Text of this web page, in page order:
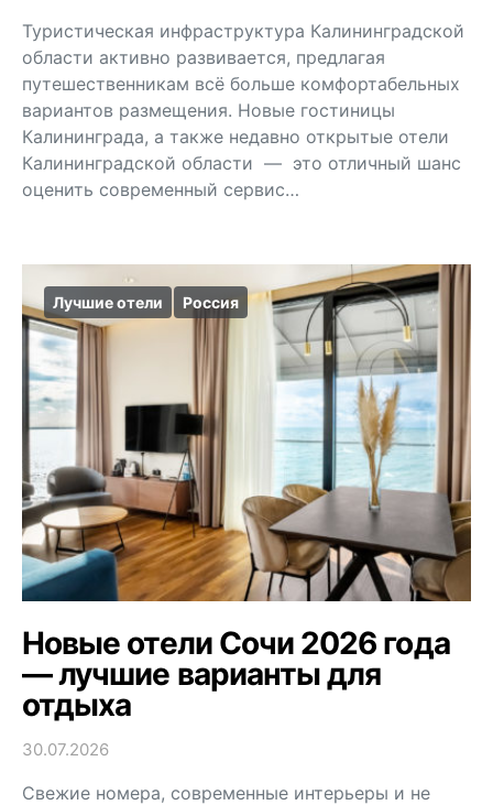
Туристическая инфраструктура Калининградской
области активно развивается, предлагая
путешественникам всё больше комфортабельных
вариантов размещения. Новые гостиницы
Калининграда, а также недавно открытые отели
Калининградской области — это отличный шанс
оценить современный сервис…
Лучшие отели Россия
Новые отели Сочи 2026 года
— лучшие варианты для
отдыха
30.07.2026
Свежие номера, современные интерьеры и не